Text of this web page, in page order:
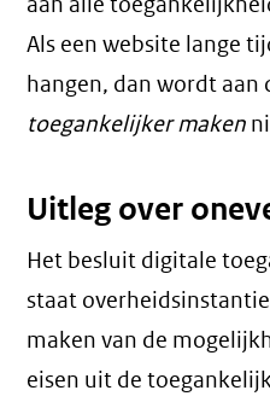
Als een website lange
hangen, dan wordt aan
toegankelijker maken
Uitleg over
Het besluit digitale
staat
maken van de
eisen uit de